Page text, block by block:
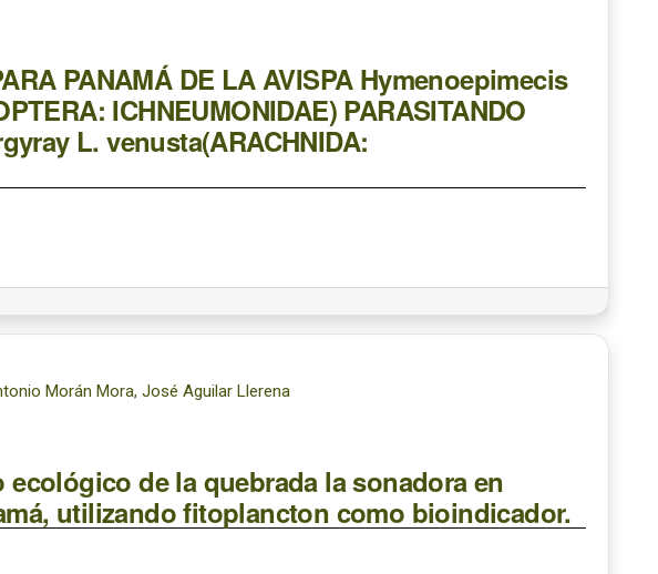
PANAMÁ DE LA AVISPA Hymenoepimecis
ICHNEUMONIDAE) PARASITANDO
L. venusta(ARACHNIDA:
Morán Mora, José Aguilar Llerena
de la quebrada la sonadora en
utilizando fitoplancton como bioindicador.